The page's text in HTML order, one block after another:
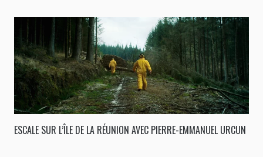
ESCALE SUR L’ÎLE DE LA RÉUNION AVEC PIERRE-EMMANUEL URCUN